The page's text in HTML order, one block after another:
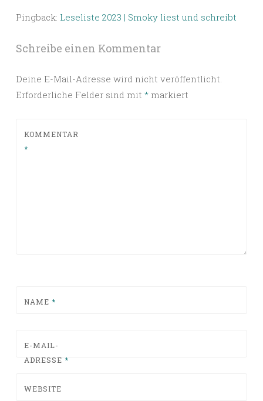
Pingback: Leseliste 2023 | Smoky liest und schreibt
Schreibe einen Kommentar
Deine E-Mail-Adresse wird nicht veröffentlicht.
Erforderliche Felder sind mit * markiert
KOMMENTAR
*
NAME *
E-MAIL-
ADRESSE *
WEBSITE